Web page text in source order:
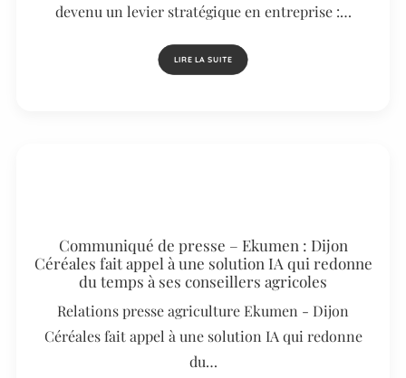
devenu un levier stratégique en entreprise :…
LIRE LA SUITE
Communiqué de presse – Ekumen : Dijon
Céréales fait appel à une solution IA qui redonne
du temps à ses conseillers agricoles
Relations presse agriculture Ekumen - Dijon
Céréales fait appel à une solution IA qui redonne
du…